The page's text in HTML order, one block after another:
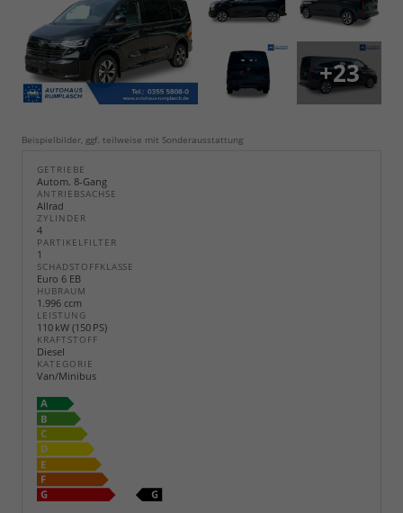
+23
Beispielbilder, ggf. teilweise mit Sonderausstattung
GETRIEBE
Autom. 8-Gang
ANTRIEBSACHSE
Allrad
ZYLINDER
4
PARTIKELFILTER
1
SCHADSTOFFKLASSE
Euro 6 EB
HUBRAUM
1.996 ccm
LEISTUNG
110 kW (150 PS)
KRAFTSTOFF
Diesel
KATEGORIE
Van/Minibus